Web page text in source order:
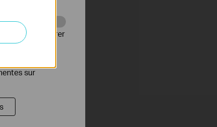
pour améliorer
publicitaires
sur